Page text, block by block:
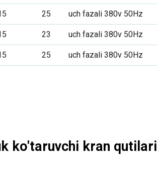
25 uch fazali 380v 50Hz
23 uch fazali 380v 50Hz
25 uch fazali 380v 50Hz
ko'taruvchi kran qutilari